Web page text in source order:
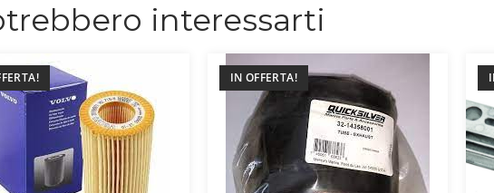
interessarti
IN OFFERTA!